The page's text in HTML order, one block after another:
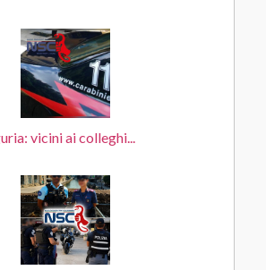
vicini ai colleghi...